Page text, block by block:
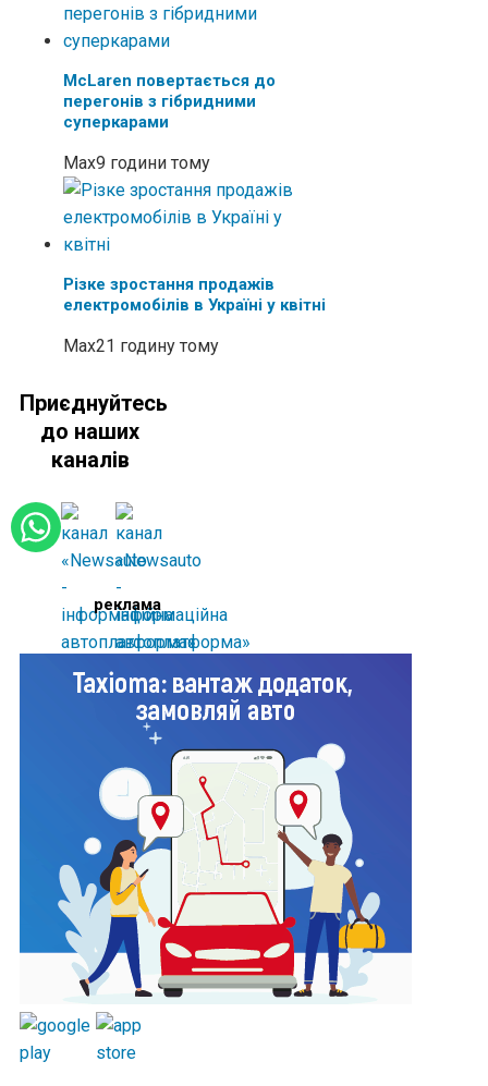
McLaren повертається до
перегонів з гібридними
суперкарами
Max9 години тому
Різке зростання продажів
електромобілів в Україні у квітні
Max21 годину тому
Приєднуйтесь
до наших
каналів
реклама